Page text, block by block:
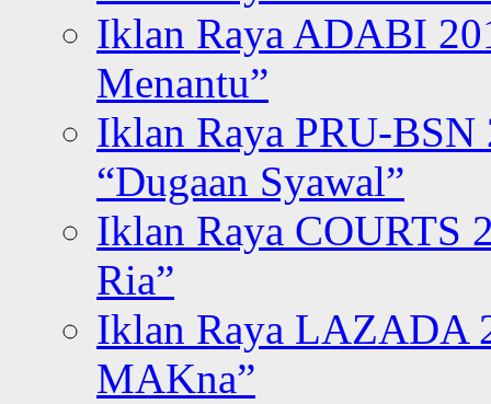
Iklan Raya ADABI
Menantu”
Iklan Raya PRU-BSN
“Dugaan Syawal”
Iklan Raya COURTS
Ria”
Iklan Raya LAZADA
MAKna”